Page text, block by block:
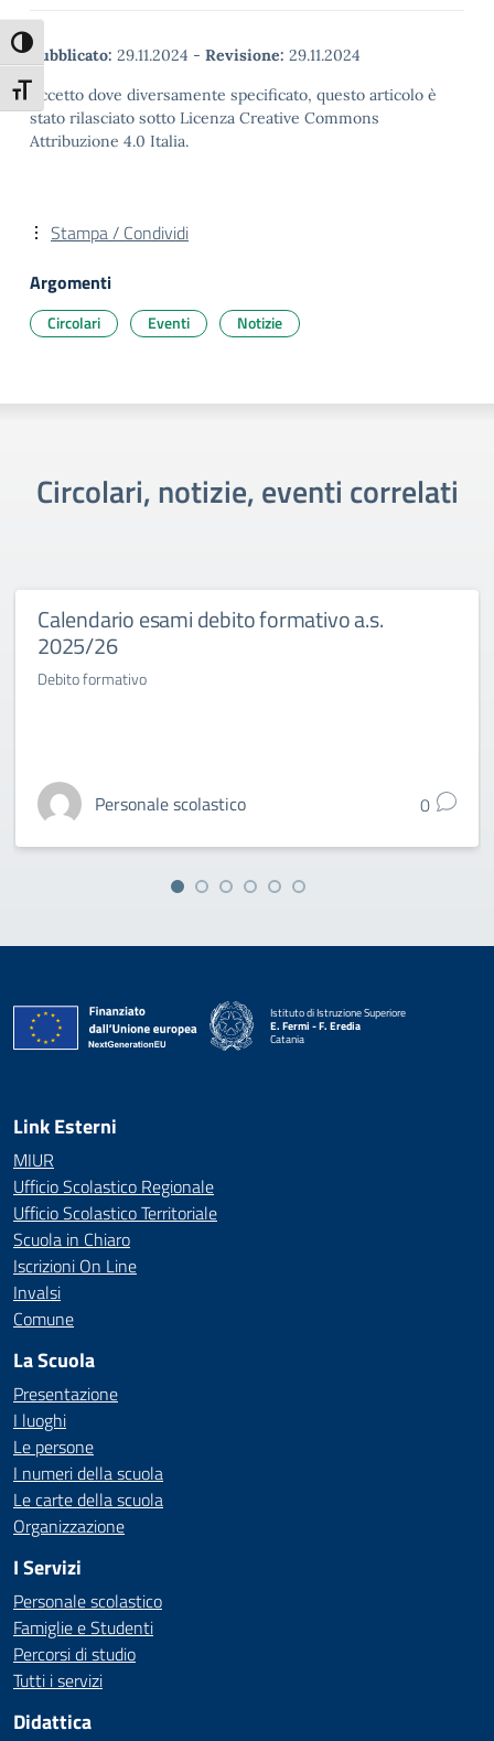
Attiva/disattiva alto contrasto
Attiva/disattiva dimensione testo
Pubblicato: 29.11.2024 - Revisione: 29.11.2024
Eccetto dove diversamente specificato, questo articolo è
stato rilasciato sotto Licenza Creative Commons
Attribuzione 4.0 Italia.
Stampa / Condividi
Argomenti
Circolari Eventi Notizie
Circolari, notizie, eventi correlati
Calendario esami debito formativo a.s.
2025/26
Debito formativo
Personale scolastico 0
Istituto di Istruzione Superiore
E. Fermi - F. Eredia
Catania
Link Esterni
MIUR
Ufficio Scolastico Regionale
Ufficio Scolastico Territoriale
Scuola in Chiaro
Iscrizioni On Line
Invalsi
Comune
La Scuola
Presentazione
I luoghi
Le persone
I numeri della scuola
Le carte della scuola
Organizzazione
I Servizi
Personale scolastico
Famiglie e Studenti
Percorsi di studio
Tutti i servizi
Didattica